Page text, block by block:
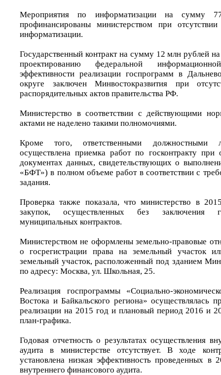
Мероприятия по информатизации на сумму
профинансированы министерством при
информатизации.
Государственный контракт на сумму 12 млн рублей
проектированию федеральной
эффективности реализации госпрограмм в
округе заключен Минвостокразвития при
распорядительных актов правительства РФ.
Министерство в соответствии с действующими
актами не наделено такими полномочиями.
Кроме того, ответственными должностными
осуществлена приемка работ по госконтракту при
документах данных, свидетельствующих о
«БФТ») в полном объеме работ в соответствии с
задания.
Проверка также показала, что министерство в
закупок, осуществленных без заключения
муниципальных контрактов.
Министерством не оформлены земельно-правовые
о госрегистрации права на земельный участок
земельный участок, расположенный под зданием
по адресу: Москва, ул. Школьная, 25.
Реализация госпрограммы «Социально-
Востока и Байкальского региона» осуществлялась
реализации на 2015 год и плановый период 2016 и
план-графика.
Годовая отчетность о результатах осуществления
аудита в министерстве отсутствует. В ходе
установлена низкая эффективность проведенных в
внутреннего финансового аудита.